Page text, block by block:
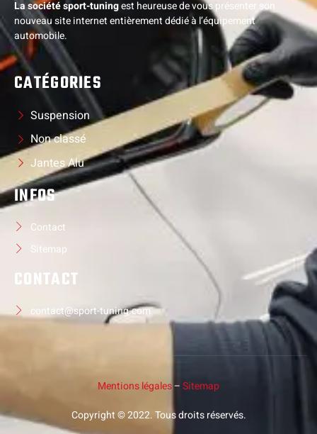
La société sport-tuningest heureuse de vous présenter son
nouveau site internet entièrement dédié à l’équipement
automobile.
CATÉGORIES
Suspension
Non classé
Jantes Alu
INFOS
Contact
Sitemap
CONTACT
contact@sport-tuning.com
Mentions légales–Sitemap
Copyright © 2022. Tous droits réservés.